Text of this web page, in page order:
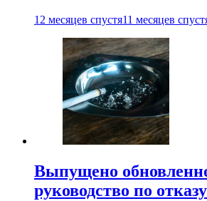
12 месяцев спустя11 месяцев
Выпущено
руководство по